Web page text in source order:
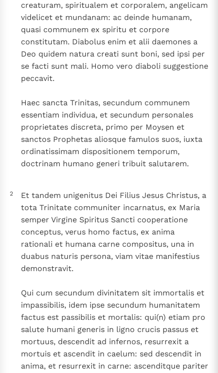
een taak"
Paus in Pavia: St. Augustinus toont ons de noodzaak om
"naar het innerlijk" toe te keren.
RK Documenten stelt heel veel belangrijke
kerkelijke documenten van de Rooms
Katholieke Kerk in het Nederlands beschikbaar
en is volledig afhankelijk van donaties.
Ik help mee!
creaturam, spiritualem et corporalem, angelicam
videlicet et mundanam: ac deinde humanam,
quasi communem ex spiritu et corpore
constitutam. Diabolus enim et alii daemones a
Deo quidem natura creati sunt boni, sed ipsi per
se facti sunt mali. Homo vero diaboli suggestione
peccavit.
Haec sancta Trinitas, secundum communem
essentiam individua, et secundum personales
proprietates discreta, primo per Moysen et
sanctos Prophetas aliosque famulos suos, iuxta
ordinatissimam dispositionem temporum,
doctrinam humano generi tribuit salutarem.
2
Et tandem unigenitus Dei Filius Jesus Christus, a
tota Trinitate communiter incarnatus, ex Maria
semper Virgine Spiritus Sancti cooperatione
conceptus, verus homo factus, ex anima
rationali et humana carne compositus, una in
duabus naturis persona, viam vitae manifestius
demonstravit.
Qui cum secundum divinitatem sit immortalis et
impassibilis, idem ipse secundum humanitatem
factus est passibilis et mortalis: qui(n) etiam pro
salute humani generis in ligno crucis passus et
mortuus, descendit ad infernos, resurrexit a
mortuis et ascendit in caelum: sed descendit in
anima, et resurrexit in carne: ascenditque pariter